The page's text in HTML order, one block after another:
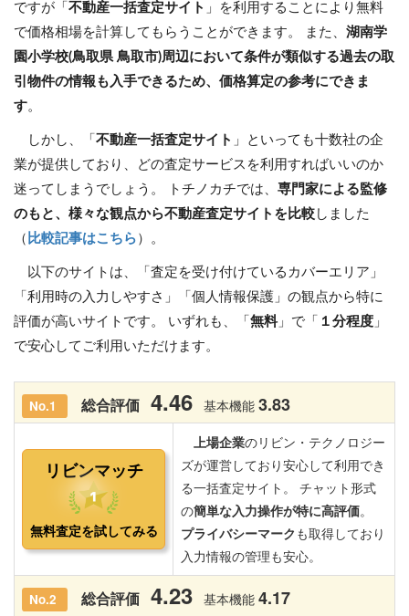
ですが「 不動産一括査定サイト 」を利用することにより無料
で価格相場を計算してもらうことができます。 また、 湖南学
園小学校(鳥取県 鳥取市)周辺において条件が類似する過去の取
引物件の情報も入手できるため、価格算定の参考にできま
す。
しかし、「 不動産一括査定サイト 」といっても十数社の企
業が提供しており、どの査定サービスを利用すればいいのか
迷ってしまうでしょう。 トチノカチでは、 専門家による監修
のもと、様々な観点から不動産査定サイトを比較 しました
（ 比較記事はこちら ）。
以下のサイトは、「査定を受け付けているカバーエリア」
「利用時の入力しやすさ」「個人情報保護」の観点から特に
評価が高いサイトです。 いずれも、「 無料」で「 １分程度 」
で安心してご利用いただけます。